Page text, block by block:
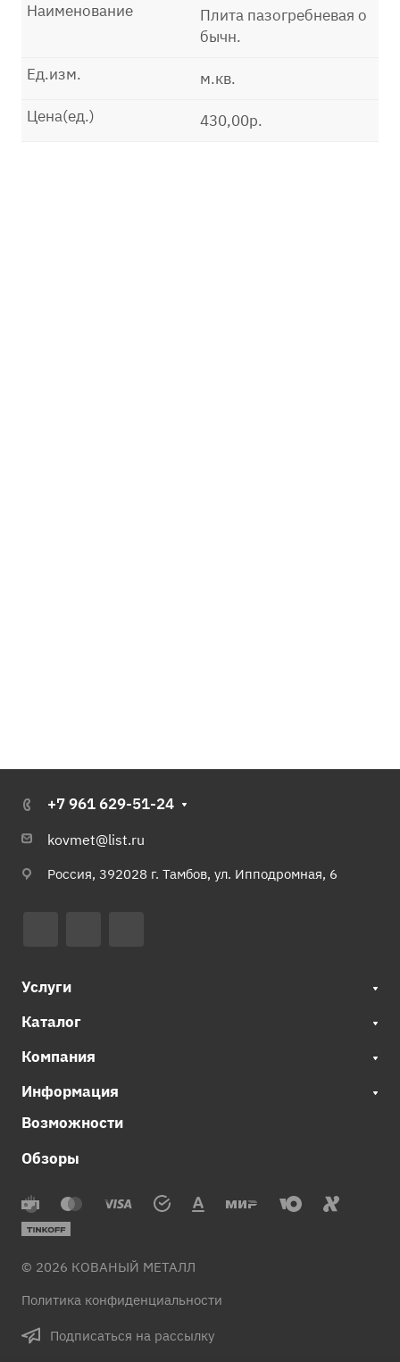
Плита пазогребневая о
бычн.
Наименование
м.кв.
Ед.изм.
430,00р.
Цена(ед.)
+7 961 629-51-24
kovmet@list.ru
Россия, 392028 г. Тамбов, ул. Ипподромная, 6
Услуги
Каталог
Компания
Информация
Возможности
Обзоры
© 2026 КОВАНЫЙ МЕТАЛЛ
Политика конфиденциальности
Подписаться на рассылку